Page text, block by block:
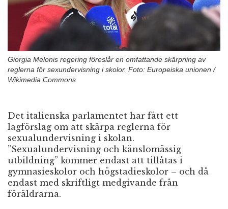
Giorgia Melonis regering föreslår en omfattande skärpning av
reglerna för sexundervisning i skolor. Foto: Europeiska unionen /
Wikimedia Commons
Det italienska parlamentet har fått ett
lagförslag om att skärpa reglerna för
sexualundervisning i skolan.
”Sexualundervisning och känslomässig
utbildning” kommer endast att tillåtas i
gymnasieskolor och högstadieskolor – och då
endast med skriftligt medgivande från
föräldrarna.